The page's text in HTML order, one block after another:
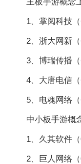
1、掌阅科技（
2、浙大网新（
3、博瑞传播（
4、大唐电信（
5、电魂网络（
中小板手游概
1、久其软件（
2、巨人网络（